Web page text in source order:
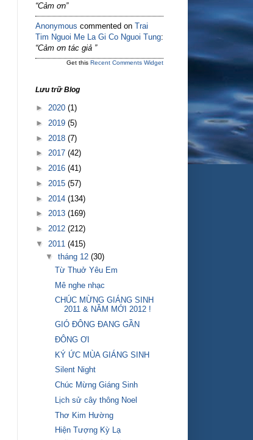
“Cảm ơn”
Anonymous commented on Trai
Tim Nguoi Me La Gi Co Nguoi Tung:
“Cảm ơn tác giả ”
Get this Recent Comments Widget
Lưu trữ Blog
► 2020 (1)
► 2019 (5)
► 2018 (7)
► 2017 (42)
► 2016 (41)
► 2015 (57)
► 2014 (134)
► 2013 (169)
► 2012 (212)
▼ 2011 (415)
▼ tháng 12 (30)
Từ Thuở Yêu Em
Mê nghe nhạc
CHÚC MỪNG GIÁNG SINH
2011 & NĂM MỚI 2012 !
GIÓ ÐÔNG ÐANG GẦN
ĐÔNG ƠI
KÝ ỨC MÙA GIÁNG SINH
Silent Night
Chúc Mừng Giáng Sinh
Lịch sử cây thông Noel
Thơ Kim Hường
Hiện Tượng Kỳ Lạ